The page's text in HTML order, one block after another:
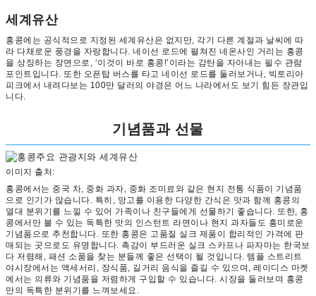
세계유산
홍콩에는 공식적으로 지정된 세계유산은 없지만, 각기 다른 계절과 날씨에 따
라 다채로운 풍경을 자랑합니다. 네이선 로드에 펼쳐진 네온사인 거리는 홍콩
을 상징하는 장면으로, ‘이것이 바로 홍콩!’이라는 감탄을 자아내는 필수 관람
포인트입니다. 또한 오픈탑 버스를 타고 네이선 로드를 둘러보거나, 빅토리아
피크에서 내려다보는 100만 달러의 야경은 어느 나라에서도 보기 힘든 장관입
니다.
기념품과 선물
이미지 출처:
홍콩에서는 중국 차, 중화 과자, 중화 조미료와 같은 현지 전통 식품이 기념품
으로 인기가 많습니다. 특히, 망고를 이용한 다양한 간식은 맛과 함께 홍콩의
열대 분위기를 느낄 수 있어 가족이나 친구들에게 선물하기 좋습니다. 또한, 홍
콩에서만 볼 수 있는 독특한 맛의 인스턴트 라면이나 현지 과자들도 흥미로운
기념품으로 추천합니다. 또한 홍콩은 고품질 실크 제품이 합리적인 가격에 판
매되는 곳으로도 유명합니다. 촉감이 부드러운 실크 스카프나 파자마는 한국보
다 저렴해, 패션 소품을 찾는 분들께 좋은 선택이 될 것입니다. 템플 스트리트
야시장에서는 액세서리, 장식품, 길거리 음식을 즐길 수 있으며, 레이디스 마켓
에서는 의류와 기념품을 저렴하게 구입할 수 있습니다. 시장을 둘러보며 홍콩
만의 독특한 분위기를 느껴보세요.